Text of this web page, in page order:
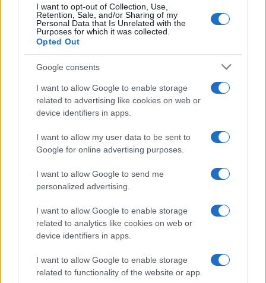
I want to opt-out of Collection, Use,
Retention, Sale, and/or Sharing of my
Personal Data that Is Unrelated with the
Purposes for which it was collected.
Opted Out
Google consents
I want to allow Google to enable storage
related to advertising like cookies on web or
device identifiers in apps.
I want to allow my user data to be sent to
Google for online advertising purposes.
I want to allow Google to send me
personalized advertising.
I want to allow Google to enable storage
related to analytics like cookies on web or
device identifiers in apps.
I want to allow Google to enable storage
related to functionality of the website or app.
Continua a leggere
Italia, cultura e soft power: come valorizzare il nostro
patrimonio
LIFESTYLE